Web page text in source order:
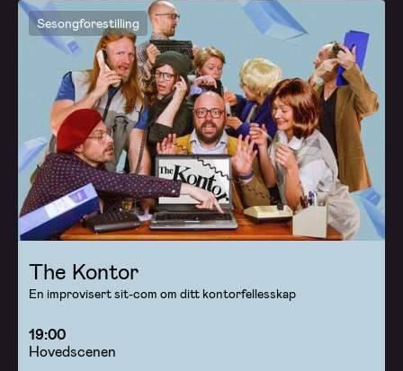
Sesongforestilling
The Kontor
En improvisert sit-com om ditt kontorfellesskap
19:00
Hovedscenen